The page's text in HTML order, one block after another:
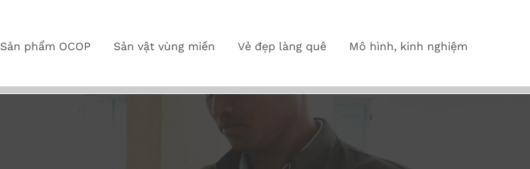
Sản phẩm OCOP Sản vật vùng miền Vẻ đẹp làng quê Mô hình, kinh nghiệm